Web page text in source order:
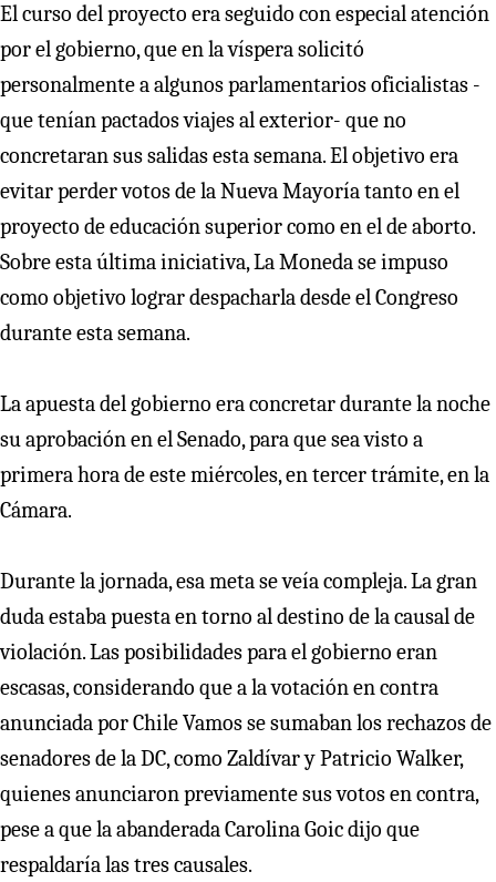
El curso del proyecto era seguido con especial atención
por el gobierno, que en la víspera solicitó
personalmente a algunos parlamentarios oficialistas -
que tenían pactados viajes al exterior- que no
concretaran sus salidas esta semana. El objetivo era
evitar perder votos de la Nueva Mayoría tanto en el
proyecto de educación superior como en el de aborto.
Sobre esta última iniciativa, La Moneda se impuso
como objetivo lograr despacharla desde el Congreso
durante esta semana.
La apuesta del gobierno era concretar durante la noche
su aprobación en el Senado, para que sea visto a
primera hora de este miércoles, en tercer trámite, en la
Cámara.
Durante la jornada, esa meta se veía compleja. La gran
duda estaba puesta en torno al destino de la causal de
violación. Las posibilidades para el gobierno eran
escasas, considerando que a la votación en contra
anunciada por Chile Vamos se sumaban los rechazos de
senadores de la DC, como Zaldívar y Patricio Walker,
quienes anunciaron previamente sus votos en contra,
pese a que la abanderada Carolina Goic dijo que
respaldaría las tres causales.